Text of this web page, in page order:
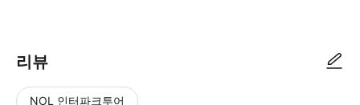
리뷰
NOL 인터파크투어